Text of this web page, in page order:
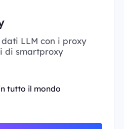
LLM con i proxy
di smartproxy
tutto il mondo